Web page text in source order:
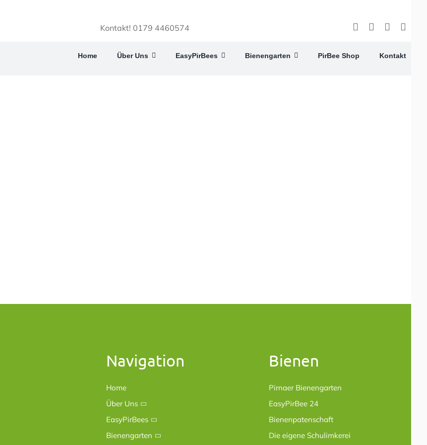
Kontakt! 0179 4460574
Home Über Uns EasyPirBees Bienengarten PirBee Shop Kontakt
Navigation
Home
Über Uns
EasyPirBees
Bienengarten
Bienen
Pirnaer Bienengarten
EasyPirBee 24
Bienenpatenschaft
Die eigene Schulimkerei